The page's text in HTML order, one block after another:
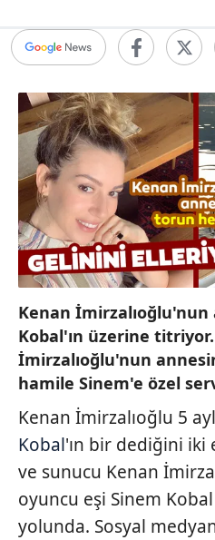
Kenan
Kobal'ın üzerine
İmirzalıoğlu'nun
hamile Sinem'e özel
Kenan İmirzalıoğlu 5
Kobal'ın bir dediğini iki
ve sunucu Kenan
oyuncu eşi Sinem
yolunda. Sosyal